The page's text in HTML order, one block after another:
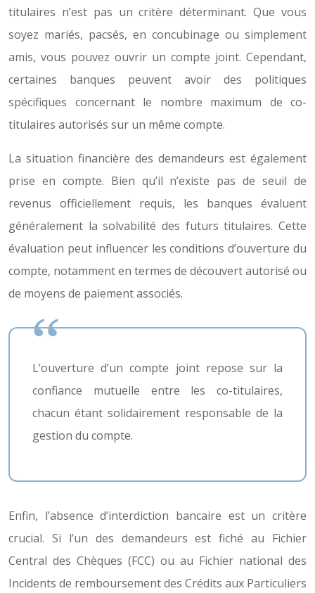
titulaires n’est pas un critère déterminant. Que vous
soyez mariés, pacsés, en concubinage ou simplement
amis, vous pouvez ouvrir un compte joint. Cependant,
certaines banques peuvent avoir des politiques
spécifiques concernant le nombre maximum de co-
titulaires autorisés sur un même compte.
La situation financière des demandeurs est également
prise en compte. Bien qu’il n’existe pas de seuil de
revenus officiellement requis, les banques évaluent
généralement la solvabilité des futurs titulaires. Cette
évaluation peut influencer les conditions d’ouverture du
compte, notamment en termes de découvert autorisé ou
de moyens de paiement associés.
L’ouverture d’un compte joint repose sur la
confiance mutuelle entre les co-titulaires,
chacun étant solidairement responsable de la
gestion du compte.
Enfin, l’absence d’interdiction bancaire est un critère
crucial. Si l’un des demandeurs est fiché au Fichier
Central des Chèques (FCC) ou au Fichier national des
Incidents de remboursement des Crédits aux Particuliers